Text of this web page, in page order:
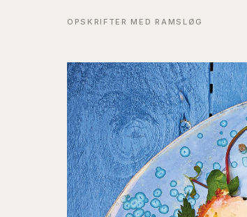
OPSKRIFTER MED RAMSLØG